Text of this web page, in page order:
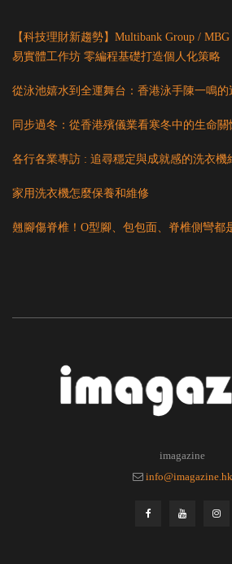
【科技理財新趨勢】Multibank Group /
易實體工作坊 零編程基礎打造個人化策略
從泳池嬉水到全運舞台：香港泳手陳一鳴的
同步過冬：從香港殯儀業看寒冬中的生命關
各行各業專訪 : 追尋穩定與成就感的洗衣機
家用洗衣機怎麼保養和維修
翹腳傷脊椎！O型腳、包包面、脊椎側彎都
imagazine
info@imagazine.hk